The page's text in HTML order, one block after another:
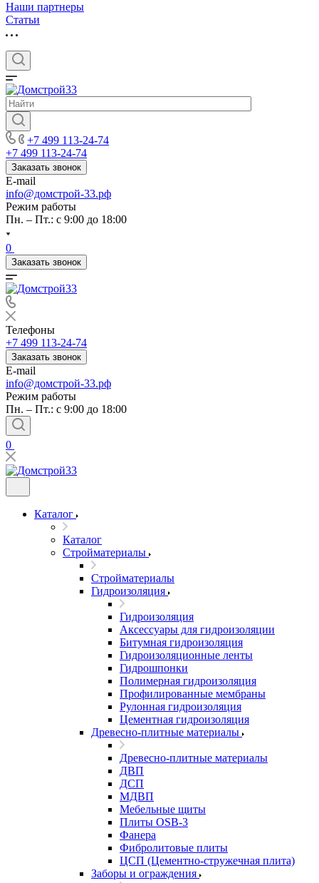
Наши партнеры
Статьи
+7 499 113-24-74
+7 499 113-24-74
Заказать звонок
E-mail
info@домстрой-33.рф
Режим работы
Пн. – Пт.: с 9:00 до 18:00
0
Заказать звонок
Телефоны
+7 499 113-24-74
Заказать звонок
E-mail
info@домстрой-33.рф
Режим работы
Пн. – Пт.: с 9:00 до 18:00
0
Каталог
Каталог
Стройматериалы
Стройматериалы
Гидроизоляция
Гидроизоляция
Аксессуары для гидроизоляции
Битумная гидроизоляция
Гидроизоляционные ленты
Гидрошпонки
Полимерная гидроизоляция
Профилированные мембраны
Рулонная гидроизоляция
Цементная гидроизоляция
Древесно-плитные материалы
Древесно-плитные материалы
ДВП
ДСП
МДВП
Мебельные щиты
Плиты OSB-3
Фанера
Фибролитовые плиты
ЦСП (Цементно-стружечная плита)
Заборы и ограждения